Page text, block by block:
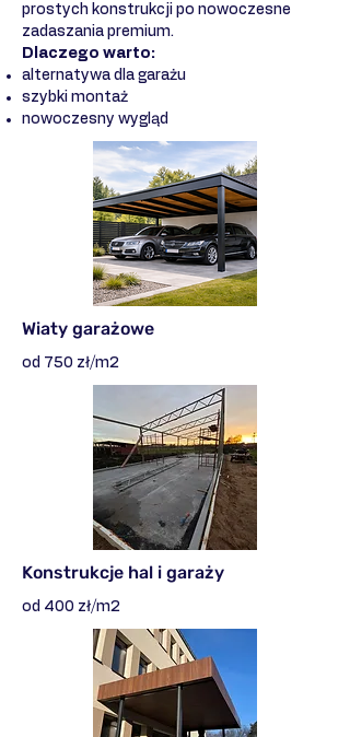
prostych konstrukcji po nowoczesne
zadaszania premium.
Dlaczego warto:
alternatywa dla garażu
szybki montaż
nowoczesny wygląd
Wiaty garażowe
od 750 zł/m2
Konstrukcje hal i garaży
od 400 zł/m2